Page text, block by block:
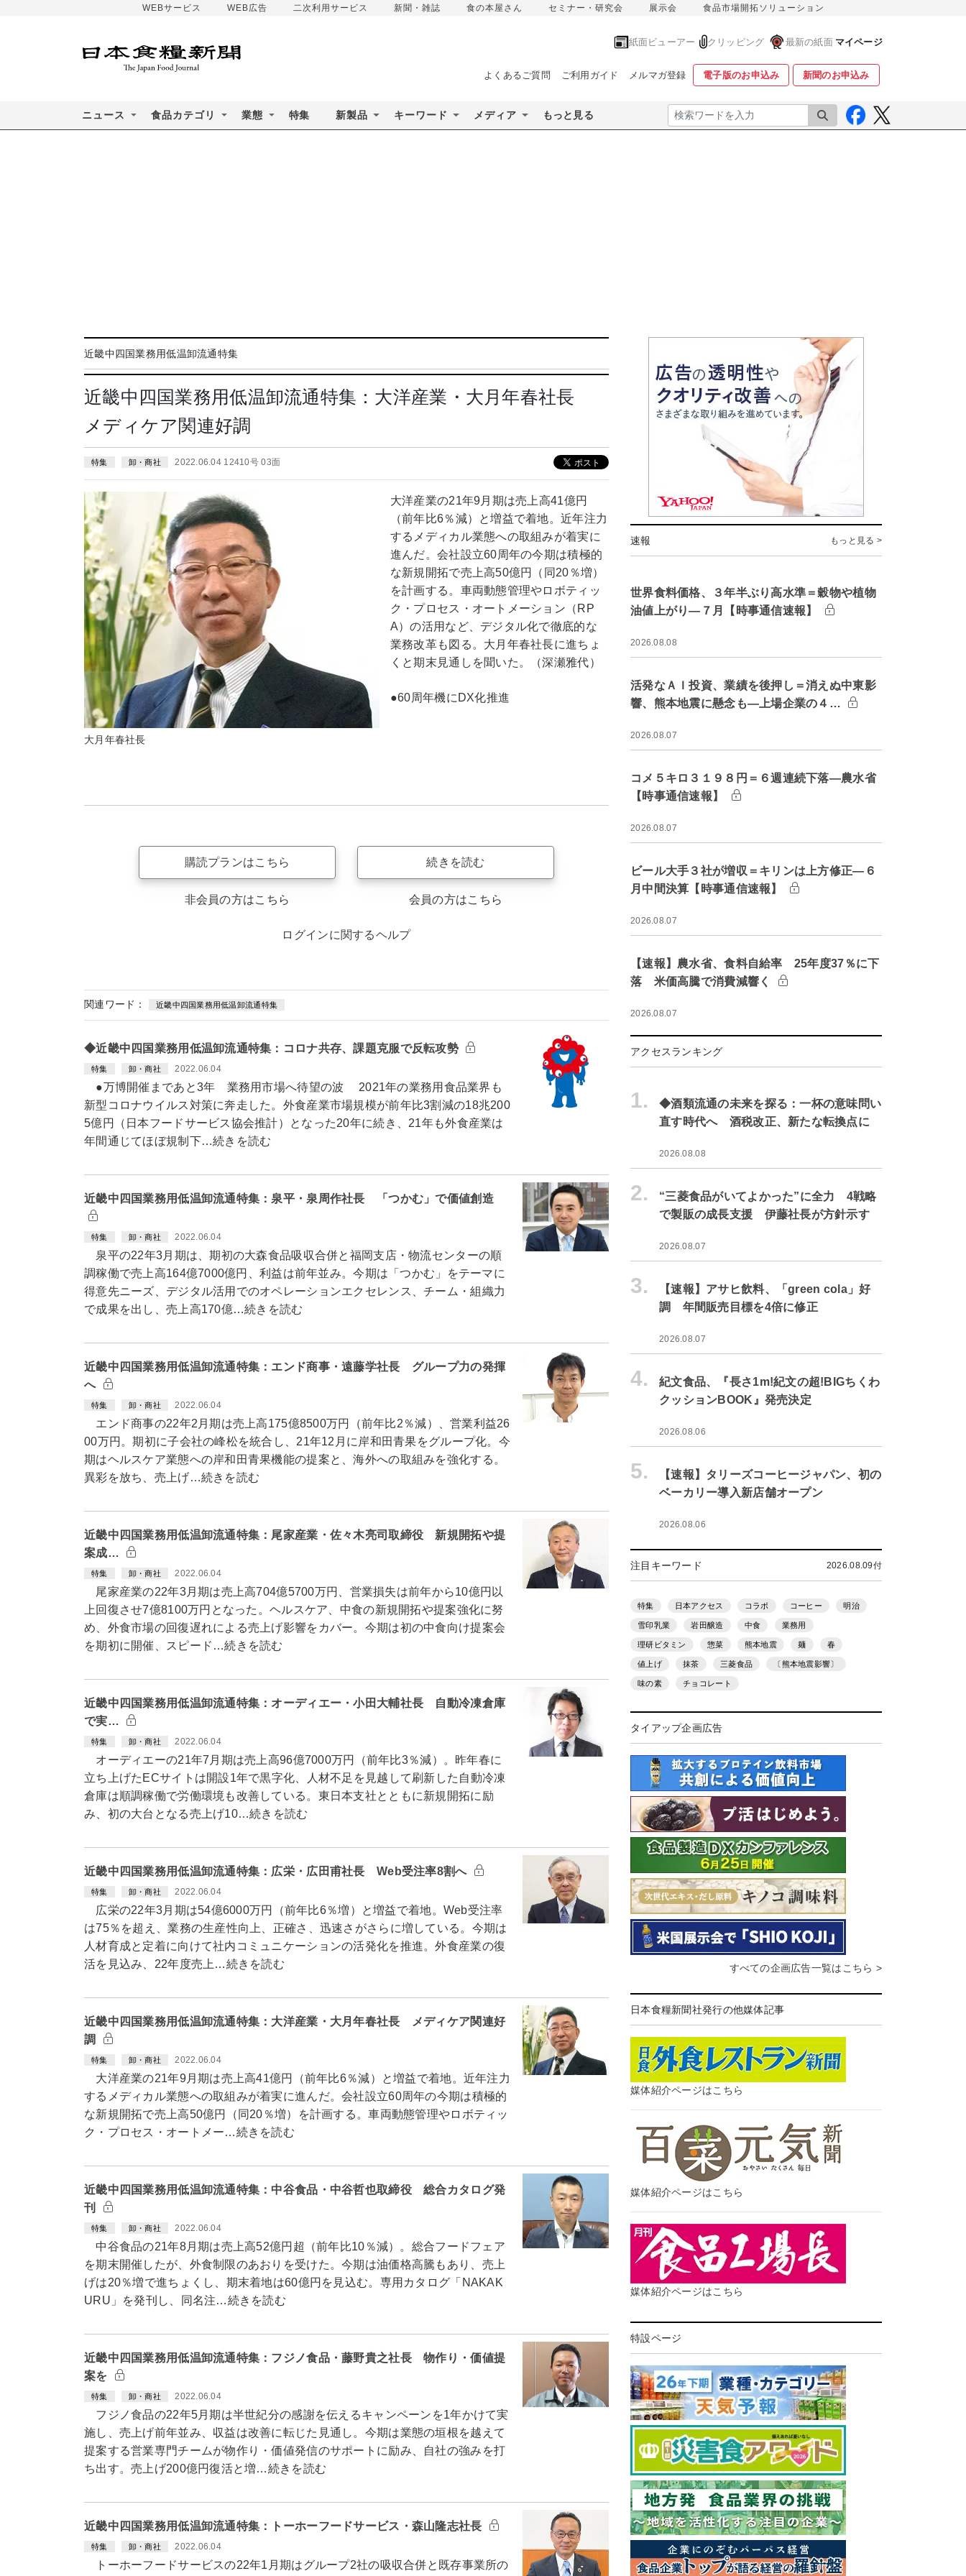
WEBサービス WEB広告 二次利用サービス 新聞・雑誌 食の本屋さん セミナー・研究会 展示会 食品市場開拓ソリューション
紙面ビューアー クリッピング 最新の紙面 マイページ
よくあるご質問 ご利用ガイド メルマガ登録 電子版のお申込み 新聞のお申込み
ニュース 食品カテゴリ 業態 特集 新製品 キーワード メディア もっと見る 検索
近畿中四国業務用低温卸流通特集
近畿中四国業務用低温卸流通特集：大洋産業・大月年春社長
メディケア関連好調
特集 卸・商社 2022.06.04 12410号 03面
大月年春社長
大洋産業の21年9月期は売上高41億円
（前年比6％減）と増益で着地。近年注力
するメディカル業態への取組みが着実に
進んだ。会社設立60周年の今期は積極的
な新規開拓で売上高50億円（同20％増）
を計画する。車両動態管理やロボティッ
ク・プロセス・オートメーション（RP
A）の活用など、デジタル化で徹底的な
業務改革も図る。大月年春社長に進ちょ
くと期末見通しを聞いた。（深瀬雅代）
●60周年機にDX化推進
購読プランはこちら
非会員の方はこちら
続きを読む
会員の方はこちら
ログインに関するヘルプ
関連ワード： 近畿中四国業務用低温卸流通特集
◆近畿中四国業務用低温卸流通特集：コロナ共存、課題克服で反転攻勢
特集 卸・商社 2022.06.04
●万博開催まであと3年 業務用市場へ待望の波 2021年の業務用食品業界も
新型コロナウイルス対策に奔走した。外食産業市場規模が前年比3割減の18兆200
5億円（日本フードサービス協会推計）となった20年に続き、21年も外食産業は
年間通じてほぼ規制下…続きを読む
近畿中四国業務用低温卸流通特集：泉平・泉周作社長 「つかむ」で価値創造
特集 卸・商社 2022.06.04
泉平の22年3月期は、期初の大森食品吸収合併と福岡支店・物流センターの順
調稼働で売上高164億7000億円、利益は前年並み。今期は「つかむ」をテーマに
得意先ニーズ、デジタル活用でのオペレーションエクセレンス、チーム・組織力
で成果を出し、売上高170億…続きを読む
近畿中四国業務用低温卸流通特集：エンド商事・遠藤学社長 グループ力の発揮
へ
特集 卸・商社 2022.06.04
エンド商事の22年2月期は売上高175億8500万円（前年比2％減）、営業利益26
00万円。期初に子会社の峰松を統合し、21年12月に岸和田青果をグループ化。今
期はヘルスケア業態への岸和田青果機能の提案と、海外への取組みを強化する。
異彩を放ち、売上げ…続きを読む
近畿中四国業務用低温卸流通特集：尾家産業・佐々木亮司取締役 新規開拓や提
案成…
特集 卸・商社 2022.06.04
尾家産業の22年3月期は売上高704億5700万円、営業損失は前年から10億円以
上回復させ7億8100万円となった。ヘルスケア、中食の新規開拓や提案強化に努
め、外食市場の回復遅れによる売上げ影響をカバー。今期は初の中食向け提案会
を期初に開催、スピード…続きを読む
近畿中四国業務用低温卸流通特集：オーディエー・小田大輔社長 自動冷凍倉庫
で実…
特集 卸・商社 2022.06.04
オーディエーの21年7月期は売上高96億7000万円（前年比3％減）。昨年春に
立ち上げたECサイトは開設1年で黒字化、人材不足を見越して刷新した自動冷凍
倉庫は順調稼働で労働環境も改善している。東日本支社とともに新規開拓に励
み、初の大台となる売上げ10…続きを読む
近畿中四国業務用低温卸流通特集：広栄・広田甫社長 Web受注率8割へ
特集 卸・商社 2022.06.04
広栄の22年3月期は54億6000万円（前年比6％増）と増益で着地。Web受注率
は75％を超え、業務の生産性向上、正確さ、迅速さがさらに増している。今期は
人材育成と定着に向けて社内コミュニケーションの活発化を推進。外食産業の復
活を見込み、22年度売上…続きを読む
近畿中四国業務用低温卸流通特集：大洋産業・大月年春社長 メディケア関連好
調
特集 卸・商社 2022.06.04
大洋産業の21年9月期は売上高41億円（前年比6％減）と増益で着地。近年注力
するメディカル業態への取組みが着実に進んだ。会社設立60周年の今期は積極的
な新規開拓で売上高50億円（同20％増）を計画する。車両動態管理やロボティッ
ク・プロセス・オートメー…続きを読む
近畿中四国業務用低温卸流通特集：中谷食品・中谷哲也取締役 総合カタログ発
刊
特集 卸・商社 2022.06.04
中谷食品の21年8月期は売上高52億円超（前年比10％減）。総合フードフェア
を期末開催したが、外食制限のあおりを受けた。今期は油価格高騰もあり、売上
げは20％増で進ちょくし、期末着地は60億円を見込む。専用カタログ「NAKAK
URU」を発刊し、同名注…続きを読む
近畿中四国業務用低温卸流通特集：フジノ食品・藤野貴之社長 物作り・価値提
案を
特集 卸・商社 2022.06.04
フジノ食品の22年5月期は半世紀分の感謝を伝えるキャンペーンを1年かけて実
施し、売上げ前年並み、収益は改善に転じた見通し。今期は業態の垣根を越えて
提案する営業専門チームが物作り・価値発信のサポートに励み、自社の強みを打
ち出す。売上げ200億円復活と増…続きを読む
近畿中四国業務用低温卸流通特集：トーホーフードサービス・森山隆志社長
特集 卸・商社 2022.06.04
トーホーフードサービスの22年1月期はグループ2社の吸収合併と既存事業所の
速報 もっと見る >
世界食料価格、３年半ぶり高水準＝穀物や植物
油値上がり―７月【時事通信速報】
2026.08.08
活発なＡＩ投資、業績を後押し＝消えぬ中東影
響、熊本地震に懸念も―上場企業の４…
2026.08.07
コメ５キロ３１９８円＝６週連続下落―農水省
【時事通信速報】
2026.08.07
ビール大手３社が増収＝キリンは上方修正―６
月中間決算【時事通信速報】
2026.08.07
【速報】農水省、食料自給率 25年度37％に下
落 米価高騰で消費減響く
2026.08.07
アクセスランキング
1.
◆酒類流通の未来を探る：一杯の意味問い
直す時代へ 酒税改正、新たな転換点に
2026.08.08
2.
“三菱食品がいてよかった”に全力 4戦略
で製販の成長支援 伊藤社長が方針示す
2026.08.07
3.
【速報】アサヒ飲料、「green cola」好
調 年間販売目標を4倍に修正
2026.08.07
4.
紀文食品、『長さ1m!紀文の超!BIGちくわ
クッションBOOK』発売決定
2026.08.06
5.
【速報】タリーズコーヒージャパン、初の
ベーカリー導入新店舗オープン
2026.08.06
注目キーワード 2026.08.09付
特集 日本アクセス コラボ コーヒー 明治
雪印乳業 岩田醸造 中食 業務用
理研ビタミン 惣菜 熊本地震 麺 春
値上げ 抹茶 三菱食品 〔熊本地震影響〕
味の素 チョコレート
タイアップ企画広告
すべての企画広告一覧はこちら >
日本食糧新聞社発行の他媒体記事
媒体紹介ページはこちら
媒体紹介ページはこちら
媒体紹介ページはこちら
特設ページ